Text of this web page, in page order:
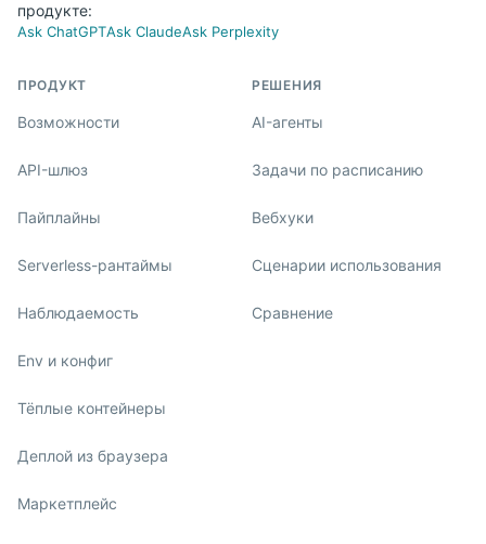
продукте:
Ask ChatGPTAsk ClaudeAsk Perplexity
ПРОДУКТ
Возможности
API-шлюз
Пайплайны
Serverless-рантаймы
Наблюдаемость
Env и конфиг
Тёплые контейнеры
Деплой из браузера
Маркетплейс
РЕШЕНИЯ
AI-агенты
Задачи по расписанию
Вебхуки
Сценарии использования
Сравнение